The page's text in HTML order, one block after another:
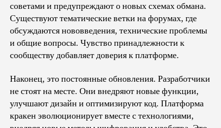
советами и предупреждают о новых схемах обмана.
Существуют тематические ветки на форумах, где
обсуждаются нововведения, технические проблемы
и общие вопросы. Чувство принадлежности к
сообществу добавляет доверия к платформе.
Наконец, это постоянные обновления. Разработчики
не стоят на месте. Они внедряют новые функции,
улучшают дизайн и оптимизируют код. Платформа
кракен эволюционирует вместе с технологиями,